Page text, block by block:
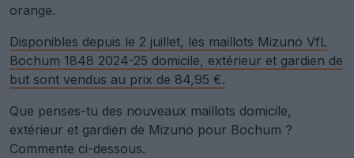
orange.
Disponibles depuis le 2 juillet, les maillots Mizuno VfL
Bochum 1848 2024-25 domicile, extérieur et gardien de
but sont vendus au prix de 84,95 €.
Que penses-tu des nouveaux maillots domicile,
extérieur et gardien de Mizuno pour Bochum ?
Commente ci-dessous.